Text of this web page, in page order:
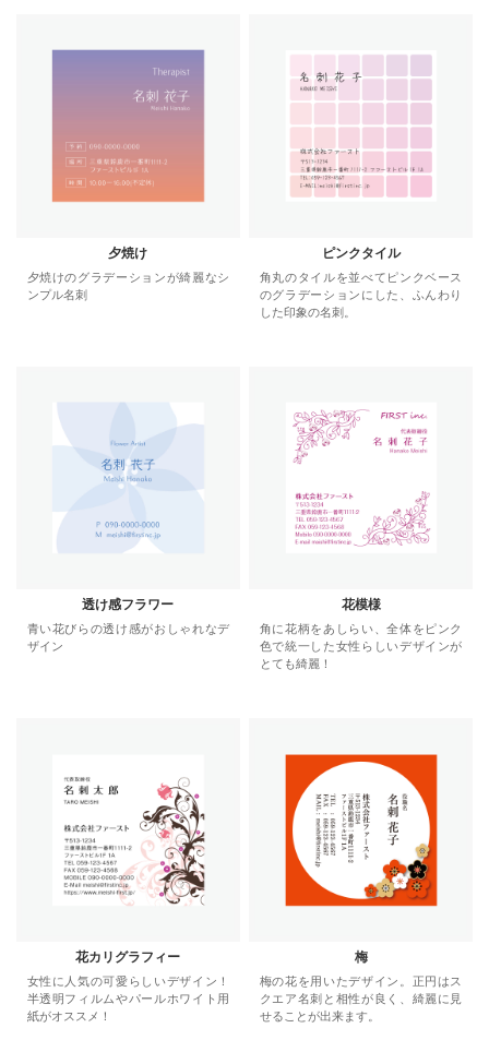
夕焼け
夕焼けのグラデーションが綺麗なシ
ンプル名刺
ピンクタイル
角丸のタイルを並べてピンクベース
のグラデーションにした、ふんわり
した印象の名刺。
透け感フラワー
青い花びらの透け感がおしゃれなデ
ザイン
花模様
角に花柄をあしらい、全体をピンク
色で統一した女性らしいデザインが
とても綺麗！
花カリグラフィー
女性に人気の可愛らしいデザイン！
半透明フィルムやパールホワイト用
紙がオススメ！
梅
梅の花を用いたデザイン。正円はス
クエア名刺と相性が良く、綺麗に見
せることが出来ます。